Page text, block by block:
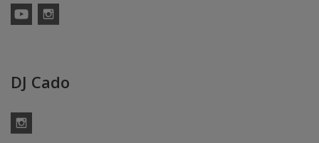
YouTubeInstagram
DJ Cado
Instagram